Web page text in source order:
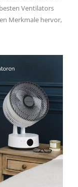
Ventilators
Merkmale hervor,